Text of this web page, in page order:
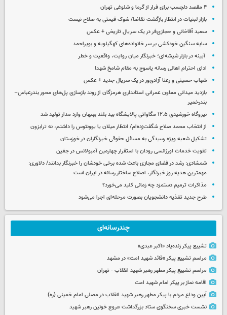
۴ مقصد دلچسب برای فرار از گرما و شلوغی تهران
بازار لبنیات در انتظار بازگشت تقاضا/ شوک قیمتی به صلاح نیست
سعید آقاخانی و حجازی‌فر در یک سریال تاریخی + عکس
سایه سنگین خودکشی بر سر خانواده‌های کهگیلویه و بویراحمد
آیینه در بازار شیشه‌ای؛ خبرنگار میان روایت، واقعیت و خطر
ادای احترام اهالی رسانه یاسوج به مقام شامخ شهدا
شهاب حسینی و رعنا آزادی‌ور در یک سریال جدید + عکس
بازدید میدانی معاون عمرانی استانداری هرمزگان از روند بازسازی پل‌های محور بندرعباس–
بندرخمیر
نیروگاه خورشیدی ۱۲.۵ مگاواتی پالایشگاه بید بلند بهبهان وارد مدار تولید شد
از انتخاب محمد صلاح شگفت‌زده‌ام/ انتظار میلان یا یوونتوس را داشتم، نه ترابزون
تشکیل شعبه ویژه رسیدگی به مسائل حقوقی خبرنگاران در خوزستان
تقویت خدمات اورژانسی رودان با استقرار چهارمین آمبولانس در جغین
شمشادی: رشد در فضای مجازی باعث شده برخی خودشان را خبرنگار بدانند/ دلاوری:
مهمترین هدیه‌ روز خبرنگار، اصلاح ساختار رسانه در ایران است
مذاکرات ترمیم دستمزد چه زمانی کلید می‌خورد؟
طرح جدید تغذیه دانشجویان بصورت مرحله‌ای اجرا می‌شود
چندرسانه‌ای
تشییع پیکر زنده‌یاد «اکبر عبدی»
مراسم تشییع پیکر «قائد شهید امت» در مشهد
مراسم تشییع پیکر مطهر رهبر شهید انقلاب - تهران
اقامه نماز بر پیکر امام شهید امت
آیین وداع مردم با پیکر مطهر رهبر شهید انقلاب در مصلی امام خمینی (ره)
نشست خبری سخنگوی ستاد بزرگداشت عروج خونین رهبر شهید